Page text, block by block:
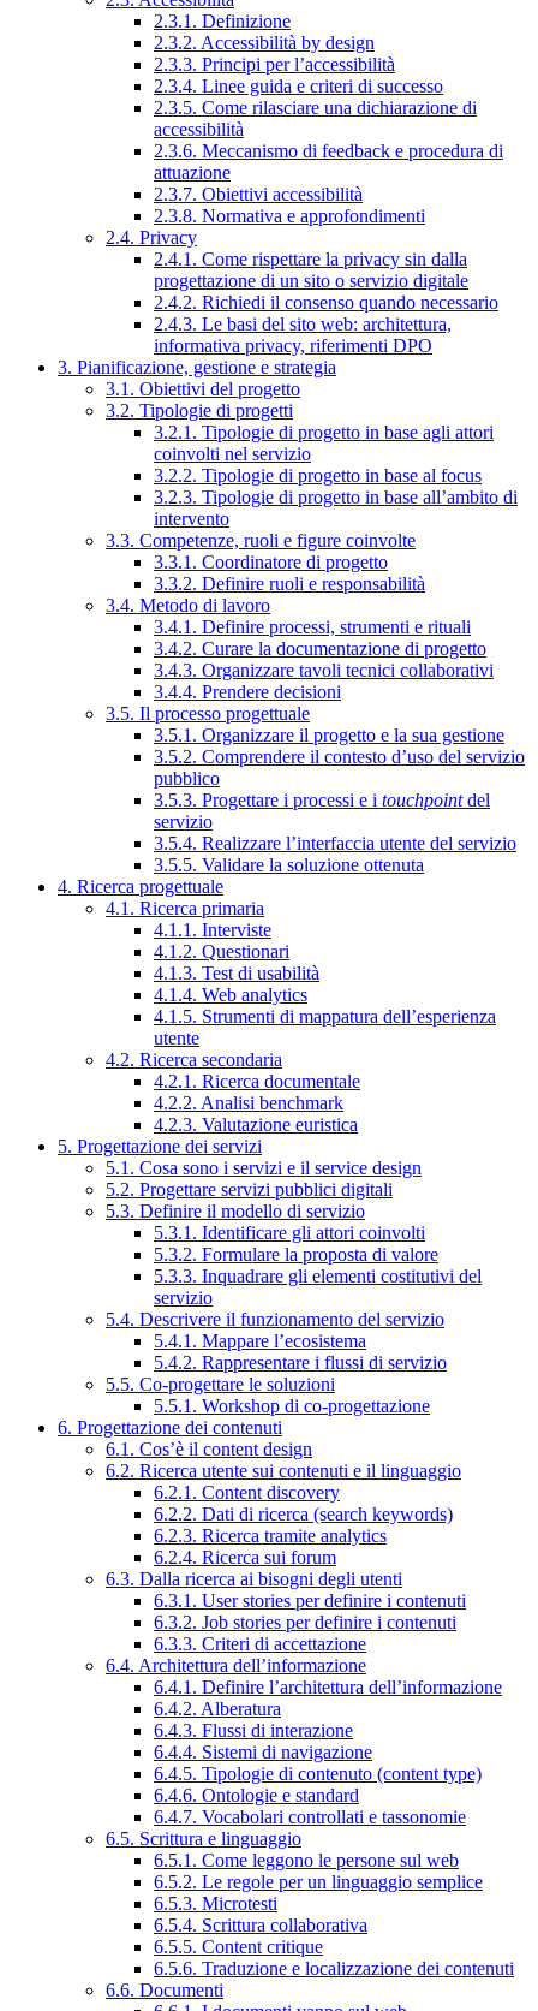
2.3.1. Definizione
2.3.2. Accessibilità by design
2.3.3. Principi per l’accessibilità
2.3.4. Linee guida e criteri di successo
2.3.5. Come rilasciare una dichiarazione di
accessibilità
2.3.6. Meccanismo di feedback e procedura di
attuazione
2.3.7. Obiettivi accessibilità
2.3.8. Normativa e approfondimenti
2.4. Privacy
2.4.1. Come rispettare la privacy sin dalla
progettazione di un sito o servizio digitale
2.4.2. Richiedi il consenso quando necessario
2.4.3. Le basi del sito web: architettura,
informativa privacy, riferimenti DPO
3. Pianificazione, gestione e strategia
3.1. Obiettivi del progetto
3.2. Tipologie di progetti
3.2.1. Tipologie di progetto in base agli attori
coinvolti nel servizio
3.2.2. Tipologie di progetto in base al focus
3.2.3. Tipologie di progetto in base all’ambito di
intervento
3.3. Competenze, ruoli e figure coinvolte
3.3.1. Coordinatore di progetto
3.3.2. Definire ruoli e responsabilità
3.4. Metodo di lavoro
3.4.1. Definire processi, strumenti e rituali
3.4.2. Curare la documentazione di progetto
3.4.3. Organizzare tavoli tecnici collaborativi
3.4.4. Prendere decisioni
3.5. Il processo progettuale
3.5.1. Organizzare il progetto e la sua gestione
3.5.2. Comprendere il contesto d’uso del servizio
pubblico
3.5.3. Progettare i processi e i touchpointdel
servizio
3.5.4. Realizzare l’interfaccia utente del servizio
3.5.5. Validare la soluzione ottenuta
4. Ricerca progettuale
4.1. Ricerca primaria
4.1.1. Interviste
4.1.2. Questionari
4.1.3. Test di usabilità
4.1.4. Web analytics
4.1.5. Strumenti di mappatura dell’esperienza
utente
4.2. Ricerca secondaria
4.2.1. Ricerca documentale
4.2.2. Analisi benchmark
4.2.3. Valutazione euristica
5. Progettazione dei servizi
5.1. Cosa sono i servizi e il service design
5.2. Progettare servizi pubblici digitali
5.3. Definire il modello di servizio
5.3.1. Identificare gli attori coinvolti
5.3.2. Formulare la proposta di valore
5.3.3. Inquadrare gli elementi costitutivi del
servizio
5.4. Descrivere il funzionamento del servizio
5.4.1. Mappare l’ecosistema
5.4.2. Rappresentare i flussi di servizio
5.5. Co-progettare le soluzioni
5.5.1. Workshop di co-progettazione
6. Progettazione dei contenuti
6.1. Cos’è il content design
6.2. Ricerca utente sui contenuti e il linguaggio
6.2.1. Content discovery
6.2.2. Dati di ricerca (search keywords)
6.2.3. Ricerca tramite analytics
6.2.4. Ricerca sui forum
6.3. Dalla ricerca ai bisogni degli utenti
6.3.1. User stories per definire i contenuti
6.3.2. Job stories per definire i contenuti
6.3.3. Criteri di accettazione
6.4. Architettura dell’informazione
6.4.1. Definire l’architettura dell’informazione
6.4.2. Alberatura
6.4.3. Flussi di interazione
6.4.4. Sistemi di navigazione
6.4.5. Tipologie di contenuto (content type)
6.4.6. Ontologie e standard
6.4.7. Vocabolari controllati e tassonomie
6.5. Scrittura e linguaggio
6.5.1. Come leggono le persone sul web
6.5.2. Le regole per un linguaggio semplice
6.5.3. Microtesti
6.5.4. Scrittura collaborativa
6.5.5. Content critique
6.5.6. Traduzione e localizzazione dei contenuti
6.6. Documenti